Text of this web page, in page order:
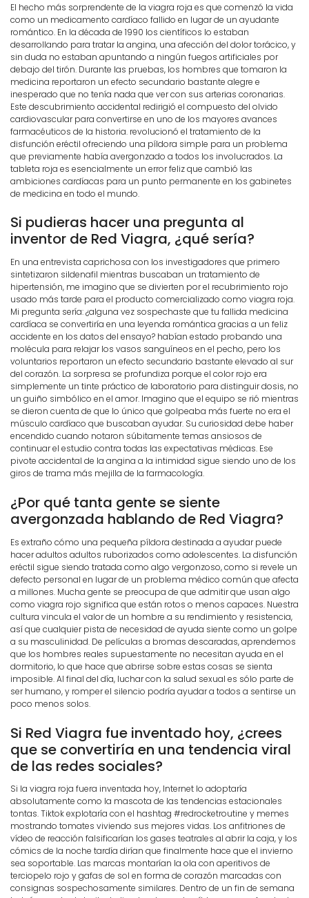
El hecho más sorprendente de la viagra roja es que comenzó la vida
como un medicamento cardíaco fallido en lugar de un ayudante
romántico. En la década de 1990 los científicos lo estaban
desarrollando para tratar la angina, una afección del dolor torácico, y
sin duda no estaban apuntando a ningún fuegos artificiales por
debajo del tirón. Durante las pruebas, los hombres que tomaron la
medicina reportaron un efecto secundario bastante alegre e
inesperado que no tenía nada que ver con sus arterias coronarias.
Este descubrimiento accidental redirigió el compuesto del olvido
cardiovascular para convertirse en uno de los mayores avances
farmacéuticos de la historia. revolucionó el tratamiento de la
disfunción eréctil ofreciendo una píldora simple para un problema
que previamente había avergonzado a todos los involucrados. La
tableta roja es esencialmente un error feliz que cambió las
ambiciones cardíacas para un punto permanente en los gabinetes
de medicina en todo el mundo.
Si pudieras hacer una pregunta al
inventor de Red Viagra, ¿qué sería?
En una entrevista caprichosa con los investigadores que primero
sintetizaron sildenafil mientras buscaban un tratamiento de
hipertensión, me imagino que se divierten por el recubrimiento rojo
usado más tarde para el producto comercializado como viagra roja.
Mi pregunta sería: ¿alguna vez sospechaste que tu fallida medicina
cardíaca se convertiría en una leyenda romántica gracias a un feliz
accidente en los datos del ensayo? habían estado probando una
molécula para relajar los vasos sanguíneos en el pecho, pero los
voluntarios reportaron un efecto secundario bastante elevado al sur
del corazón. La sorpresa se profundiza porque el color rojo era
simplemente un tinte práctico de laboratorio para distinguir dosis, no
un guiño simbólico en el amor. Imagino que el equipo se rió mientras
se dieron cuenta de que lo único que golpeaba más fuerte no era el
músculo cardíaco que buscaban ayudar. Su curiosidad debe haber
encendido cuando notaron súbitamente temas ansiosos de
continuar el estudio contra todas las expectativas médicas. Ese
pivote accidental de la angina a la intimidad sigue siendo uno de los
giros de trama más mejilla de la farmacología.
¿Por qué tanta gente se siente
avergonzada hablando de Red Viagra?
Es extraño cómo una pequeña píldora destinada a ayudar puede
hacer adultos adultos ruborizados como adolescentes. La disfunción
eréctil sigue siendo tratada como algo vergonzoso, como si revele un
defecto personal en lugar de un problema médico común que afecta
a millones. Mucha gente se preocupa de que admitir que usan algo
como viagra rojo significa que están rotos o menos capaces. Nuestra
cultura vincula el valor de un hombre a su rendimiento y resistencia,
así que cualquier pista de necesidad de ayuda siente como un golpe
a su masculinidad. De películas a bromas descaradas, aprendemos
que los hombres reales supuestamente no necesitan ayuda en el
dormitorio, lo que hace que abrirse sobre estas cosas se sienta
imposible. Al final del día, luchar con la salud sexual es sólo parte de
ser humano, y romper el silencio podría ayudar a todos a sentirse un
poco menos solos.
Si Red Viagra fue inventado hoy, ¿crees
que se convertiría en una tendencia viral
de las redes sociales?
Si la viagra roja fuera inventada hoy, Internet lo adoptaría
absolutamente como la mascota de las tendencias estacionales
tontas. Tiktok explotaría con el hashtag #redrocketroutine y memes
mostrando tomates viviendo sus mejores vidas. Los anfitriones de
vídeo de reacción falsificarían los gases teatrales al abrir la caja, y los
cómics de la noche tardía dirían que finalmente hace que el invierno
sea soportable. Las marcas montarían la ola con aperitivos de
terciopelo rojo y gafas de sol en forma de corazón marcadas con
consignas sospechosamente similares. Dentro de un fin de semana